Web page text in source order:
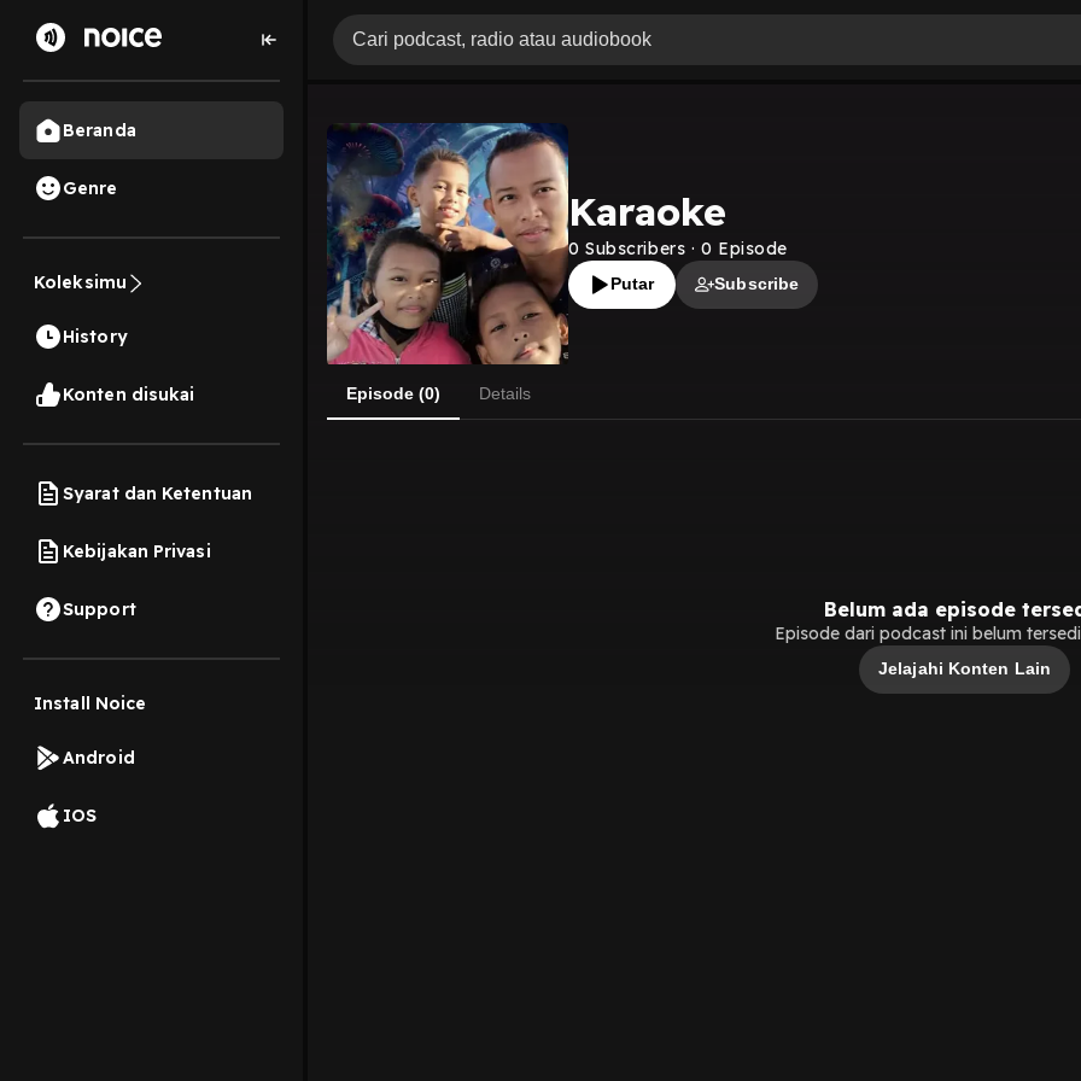
Beranda
Genre
Koleksimu
History
Konten disukai
Syarat dan Ketentuan
Kebijakan Privasi
Support
Install Noice
Android
IOS
Karaoke
0 Subscribers · 0 Episode
Putar Subscribe
Episode (0) Details
Belum ada episode
Episode dari podcast ini belum
Jelajahi Konten Lain